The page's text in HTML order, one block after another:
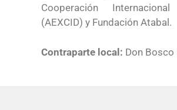
Cooperación
(AEXCID) y Fundación Atabal.
Contraparte local: Don Bosco